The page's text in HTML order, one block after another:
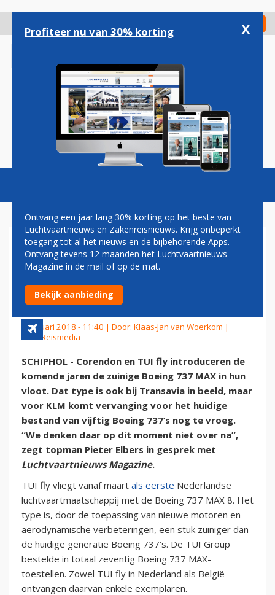
gaan
Check in
Magazine Podcasts Vacatures
KLM: VERVANGER BOEING
737-VLOOT NOG NIET IN
BEELD
2 januari 2018 - 11:40 | Door: Klaas-Jan van Woerkom |
Foto: Reismedia
SCHIPHOL - Corendon en TUI fly introduceren de
komende jaren de zuinige Boeing 737 MAX in hun
vloot. Dat type is ook bij Transavia in beeld, maar
voor KLM komt vervanging voor het huidige
bestand van vijftig Boeing 737’s nog te vroeg.
“We denken daar op dit moment niet over na”,
zegt topman Pieter Elbers in gesprek met
Luchtvaartnieuws Magazine.
TUI fly vliegt vanaf maart als eerste Nederlandse
luchtvaartmaatschappij met de Boeing 737 MAX 8. Het
type is, door de toepassing van nieuwe motoren en
aerodynamische verbeteringen, een stuk zuiniger dan
de huidige generatie Boeing 737’s. De TUI Group
bestelde in totaal zeventig Boeing 737 MAX-
toestellen. Zowel TUI fly in Nederland als België
ontvangen daarvan enkele exemplaren.
Profiteer nu van 30% korting x
Ontvang een jaar lang 30% korting op het beste van
Luchtvaartnieuws en Zakenreisnieuws. Krijg onbeperkt
toegang tot al het nieuws en de bijbehorende Apps.
Ontvang tevens 12 maanden het Luchtvaartnieuws
Magazine in de mail of op de mat.
Bekijk aanbieding